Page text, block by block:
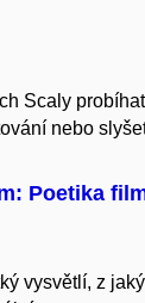
Scaly
nebo
Poetika
vysvětlí, z